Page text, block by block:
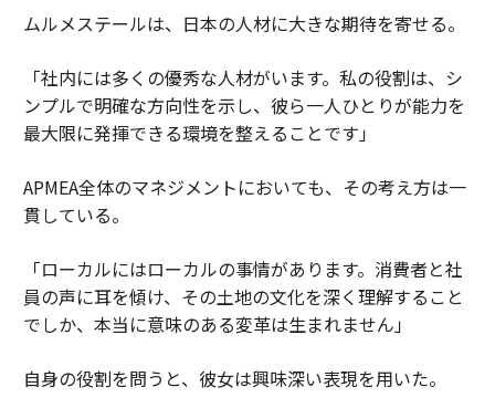
ムルメステールは、日本の人材に大きな期待を寄せる。
「社内には多くの優秀な人材がいます。私の役割は、シ
ンプルで明確な方向性を示し、彼ら一人ひとりが能力を
最大限に発揮できる環境を整えることです」
APMEA全体のマネジメントにおいても、その考え方は一
貫している。
「ローカルにはローカルの事情があります。消費者と社
員の声に耳を傾け、その土地の文化を深く理解すること
でしか、本当に意味のある変革は生まれません」
自身の役割を問うと、彼女は興味深い表現を用いた。